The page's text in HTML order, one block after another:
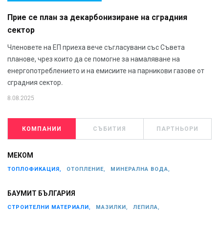
Прие се план за декарбонизиране на сградния
сектор
Членовете на ЕП приеха вече съгласувани със Съвета
планове, чрез които да се помогне за намаляване на
енергопотреблението и на емисиите на парникови газове от
сградния сектор.
8.08.2025
КОМПАНИИ СЪБИТИЯ ПАРТНЬОРИ
МЕКОМ
ТОПЛОФИКАЦИЯ, ОТОПЛЕНИЕ, МИНЕРАЛНА ВОДА,
БАУМИТ БЪЛГАРИЯ
СТРОИТЕЛНИ МАТЕРИАЛИ, МАЗИЛКИ, ЛЕПИЛА,